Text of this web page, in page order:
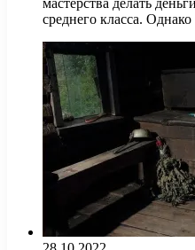
мастерства делать
среднего класса.